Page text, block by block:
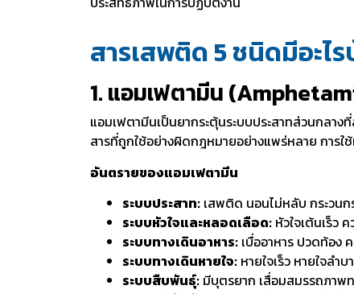
สารเสพติด 5 ชนิดมีอะไ
1. แอมเฟตามีน
แอมเฟตามีนเป็นยากระตุ้นระบบประสาทส่วนกลา
สารที่ถูกใช้อย่างผิดกฎหมายอย่างแพร่หลาย การใ
อันตรายของแอมเฟตามีน
ระบบประสาท: เสพติด นอนไม่หลับ กระวนก
ระบบหัวใจและหลอดเลือด: หัวใจเต้นเร็ว
ระบบทางเดินอาหาร: เบื่ออาหาร ปวดท้อง
ระบบทางเดินหายใจ: หายใจเร็ว หายใจลำ
ระบบสืบพันธุ์: มีบุตรยาก เสื่อมสมรรถภาพ